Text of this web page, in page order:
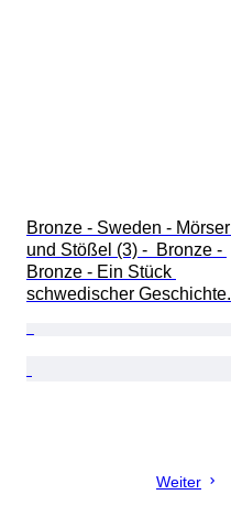
Bronze - Sweden - Mörser
und Stößel (3) -  Bronze -
Bronze - Ein Stück
schwedischer Geschichte.
Weiter